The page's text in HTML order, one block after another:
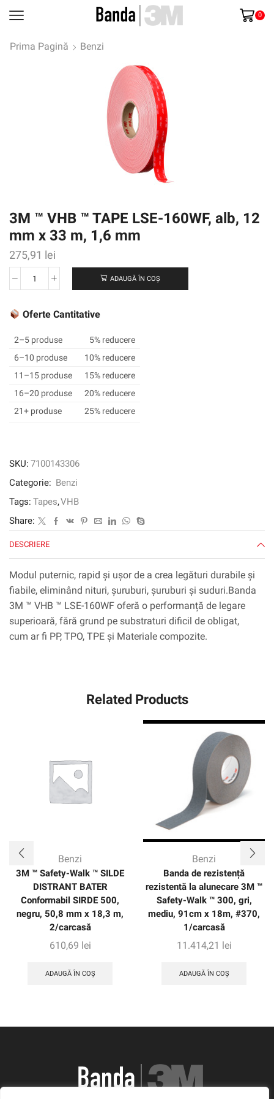
0
Prima Pagină Benzi
3M ™ VHB ™ TAPE LSE-160WF, alb, 12
mm x 33 m, 1,6 mm
275,91 lei
Cantitate
™
™
TAPE
LSE-
160WF,
alb,
m,
mm
ADAUGĂ ÎN COȘ
Oferte Cantitative
2–5 produse
5% reducere
6–10 produse
10% reducere
11–15 produse
15% reducere
16–20 produse
20% reducere
21+ produse
25% reducere
SKU: 7100143306
Categorie: Benzi
Tags: Tapes,VHB
Share:
DESCRIERE
Modul puternic, rapid și ușor de a crea legături durabile și
fiabile, eliminând nituri, șuruburi, șuruburi și suduri.Banda
3M ™ VHB ™ LSE-160WF oferă o performanță de legare
superioară, fără grund pe substraturi dificil de obligat,
cum ar fi PP, TPO, TPE și Materiale compozite.
Related Products
Benzi
3M ™ Safety-Walk ™ SILDE
DISTRANT BATER
Conformabil SIRDE 500,
negru, 50,8 mm x 18,3 m,
2/carcasă
610,69 lei
ADAUGĂ ÎN COȘ
Benzi
Banda de rezistență
rezistentă la alunecare 3M ™
Safety-Walk ™ 300, gri,
mediu, 91cm x 18m, #370,
1/carcasă
11.414,21 lei
ADAUGĂ ÎN COȘ